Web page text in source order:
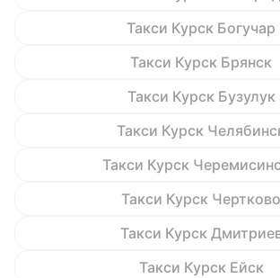
Такси Курск Богучар
Такси Курск Брянск
Такси Курск Бузулук
Такси Курск
Такси Курск
Такси Курск Чертково
Такси Курск
Такси Курск Ейск